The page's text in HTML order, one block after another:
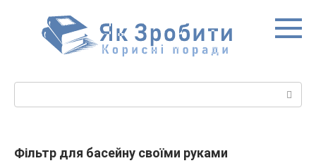
Фільтр для басейну своїми руками